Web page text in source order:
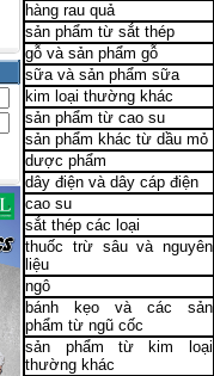
hàng rau quả
sản phẩm từ sắt thép
gỗ và sản phẩm gỗ
sữa và sản phẩm sữa
kim loại thường khác
sản phẩm từ cao su
sản phẩm khác từ dầu mỏ
dược phẩm
dây điện và dây cáp điện
cao su
sắt thép các loại
thuốc trừ sâu và nguyên
liệu
ngô
bánh kẹo và các sản
phẩm từ ngũ cốc
sản phẩm từ kim loại
thường khác